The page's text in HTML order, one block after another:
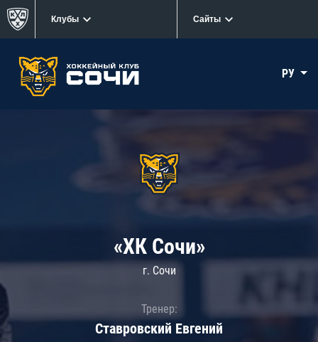
Клубы Сайты
РУ
«ХК Сочи»
г. Сочи
Тренер:
Ставровский Евгений